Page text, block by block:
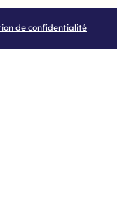
de confidentialité